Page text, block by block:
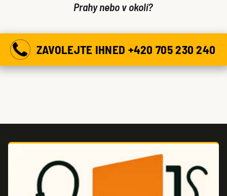
Prahy nebo v okolí?
ZAVOLEJTE IHNED +420 705 230 240